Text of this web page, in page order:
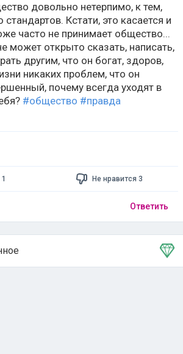
довольно нетерпимо, к тем,
стандартов. Кстати, это касается и
часто не принимает общество...
может открыто сказать, написать,
другим, что он богат, здоров,
никаких проблем, что он
почему всегда уходят в
#общество #правда
Не нравится 3
Ответить